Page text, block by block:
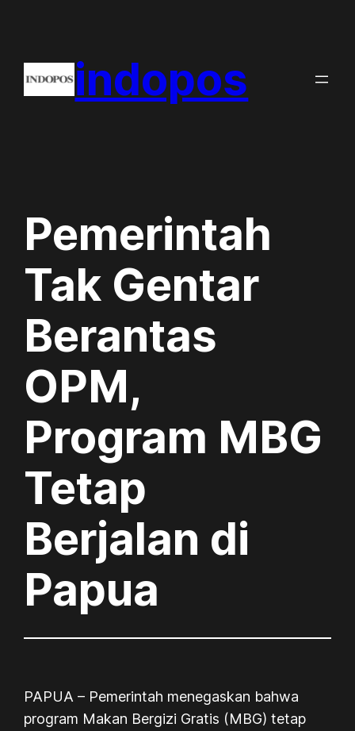
content
indopos
Pemerintah
Tak Gentar
Berantas
OPM,
Program MBG
Tetap
Berjalan di
Papua
PAPUA – Pemerintah menegaskan bahwa
program Makan Bergizi Gratis (MBG) tetap